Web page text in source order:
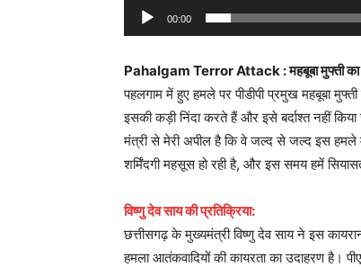
00:00
Pahalgam Terror Attack : महबूबा मुफ्ती का
पहलगाम में हुए हमले पर पीडीपी प्रमुख महबूबा
इसकी कड़ी निंदा करते हैं और इसे बर्दाश्त नहीं
मंत्री से मेरी अपील है कि वे जल्द से जल्द इस हमले
शर्मिंदगी महसूस हो रही है, और इस समय हमें
विष्णु देव साय की प्रतिक्रिया:
छत्तीसगढ़ के मुख्यमंत्री विष्णु देव साय ने इस
हमला आतंकवादियों की कायरता का उदाहरण है।